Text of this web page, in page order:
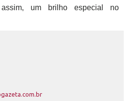
um brilho especial no